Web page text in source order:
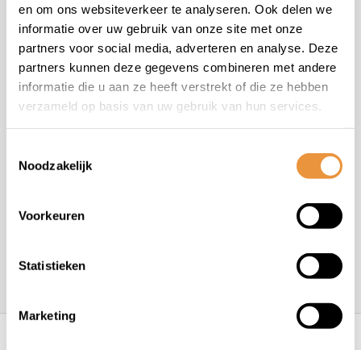
en om ons websiteverkeer te analyseren. Ook delen we
informatie over uw gebruik van onze site met onze
partners voor social media, adverteren en analyse. Deze
partners kunnen deze gegevens combineren met andere
informatie die u aan ze heeft verstrekt of die ze hebben
verzameld op basis van uw gebruik van hun services.
Noodzakelijk
Voorkeuren
Statistieken
Marketing
Klantenservice
Veelgestelde vragen
+31 78 780 2330
info@artsloten.nl